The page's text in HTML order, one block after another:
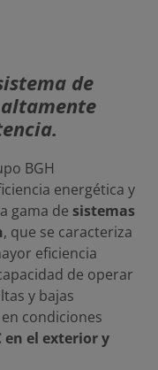
de
altamente
BGH
energética y
gama de sistemas
, que se caracteriza
eficiencia
de operar
y bajas
condiciones
en el exterior y